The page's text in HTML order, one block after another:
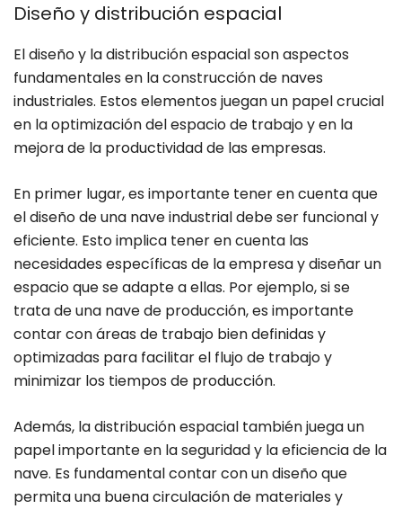
Diseño y distribución espacial
El diseño y la distribución espacial son aspectos
fundamentales en la construcción de naves
industriales. Estos elementos juegan un papel crucial
en la optimización del espacio de trabajo y en la
mejora de la productividad de las empresas.
En primer lugar, es importante tener en cuenta que
el diseño de una nave industrial debe ser funcional y
eficiente. Esto implica tener en cuenta las
necesidades específicas de la empresa y diseñar un
espacio que se adapte a ellas. Por ejemplo, si se
trata de una nave de producción, es importante
contar con áreas de trabajo bien definidas y
optimizadas para facilitar el flujo de trabajo y
minimizar los tiempos de producción.
Además, la distribución espacial también juega un
papel importante en la seguridad y la eficiencia de la
nave. Es fundamental contar con un diseño que
permita una buena circulación de materiales y